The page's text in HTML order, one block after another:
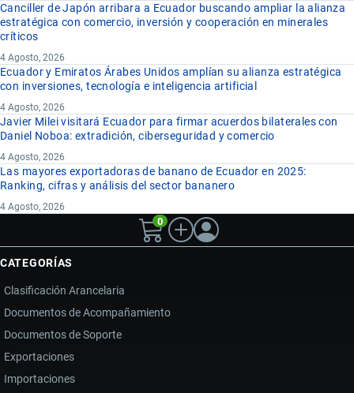
Canciller de Japón arribara a Ecuador buscando ampliar la alianza
estratégica con comercio, inversión y cooperación en minerales
críticos
4 Agosto, 2026
Ecuador y Emiratos Árabes Unidos amplían su alianza estratégica
con inversiones, tecnología e inteligencia artificial
4 Agosto, 2026
Javier Milei visitará Ecuador para firmar acuerdos bilaterales con
Daniel Noboa: extradición, ciberseguridad y comercio
4 Agosto, 2026
Las mayores exportadoras de banano de Ecuador en 2025:
Ranking, cifras y análisis del sector bananero
4 Agosto, 2026
0
CATEGORÍAS
Clasificación Arancelaria
Documentos de Acompañamiento
Documentos de Soporte
Exportaciones
Importaciones